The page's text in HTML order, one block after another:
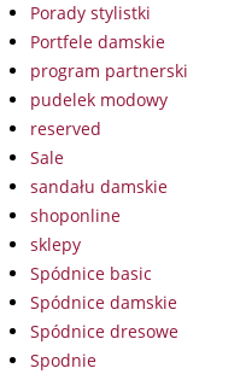
Porady stylistki
Portfele damskie
program partnerski
pudelek modowy
reserved
Sale
sandału damskie
shoponline
sklepy
Spódnice basic
Spódnice damskie
Spódnice dresowe
Spodnie